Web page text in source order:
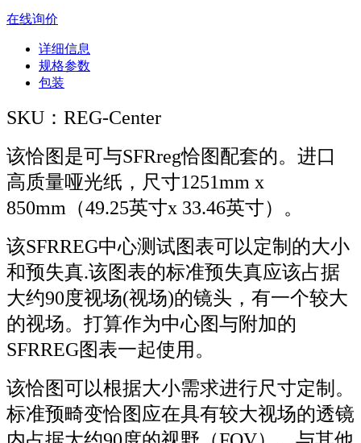
在线询价
详细信息
规格参数
包装
SKU：REG-Center
该恰图是可与SFRreg恰图配套的。进口
高质量哑光纸，尺寸1251mm x
850mm（49.25英寸x 33.46英寸）。
该SFRREG中心测试图表可以定制的大小
和预失真.该图表的标准预失真应该占据
大约90度视场(视场)的镜头，有一个较大
的视场。打算作为中心图与附加的
SFRREG图表一起使用。
该恰图可以根据大小需求进行尺寸定制。
标准预畸变恰图应在具有较大视场的透镜